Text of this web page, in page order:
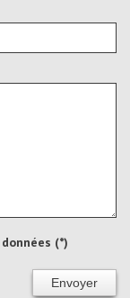
(*)
Envoyer